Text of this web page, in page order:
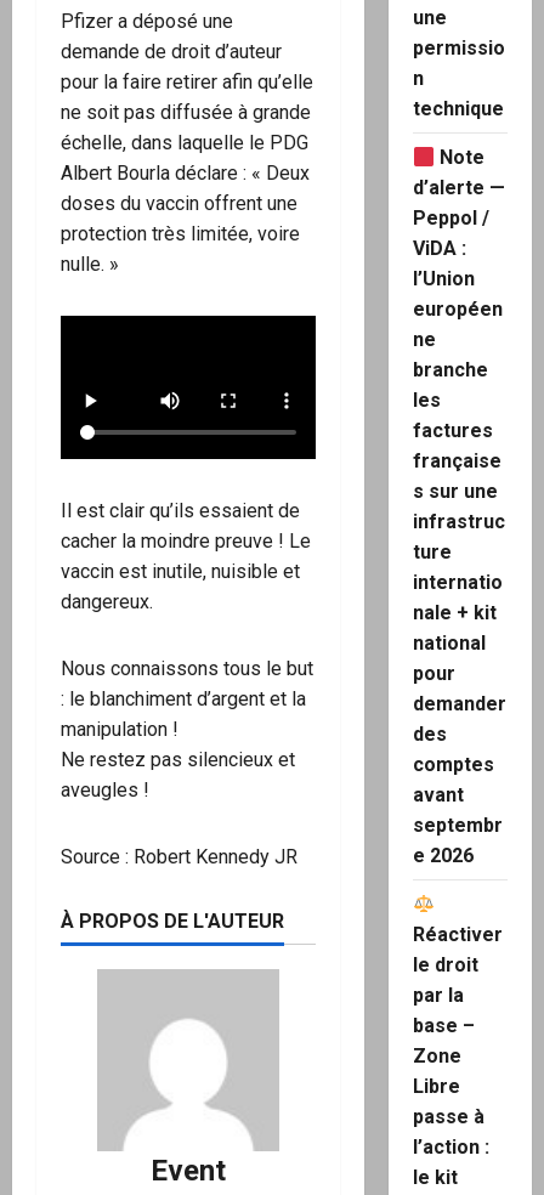
Pfizer a déposé une
demande de droit d’auteur
pour la faire retirer afin qu’elle
ne soit pas diffusée à grande
échelle, dans laquelle le PDG
Albert Bourla déclare : « Deux
doses du vaccin offrent une
protection très limitée, voire
nulle. »
Il est clair qu’ils essaient de
cacher la moindre preuve ! Le
vaccin est inutile, nuisible et
dangereux.
Nous connaissons tous le but
: le blanchiment d’argent et la
manipulation !
Ne restez pas silencieux et
aveugles !
Source : Robert Kennedy JR
À PROPOS DE L'AUTEUR
Event
une
permissio
n
technique
Note
d’alerte —
Peppol /
ViDA :
l’Union
européen
ne
branche
les
factures
française
s sur une
infrastruc
ture
internatio
nale + kit
national
pour
demander
des
comptes
avant
septembr
e 2026
Réactiver
le droit
par la
base –
Zone
Libre
passe à
l’action :
le kit